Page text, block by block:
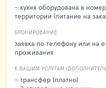
- кухня оборудована в
территории (питание на
БРОНИРОВАНИЕ
заявка по телефону или на
проживания
К ВАШИМ УСЛУГАМ
- трансфер (платно)